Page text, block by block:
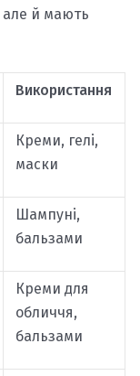
але й мають
Використання
Креми, гелі,
маски
Шампуні,
бальзами
Креми для
обличчя,
бальзами